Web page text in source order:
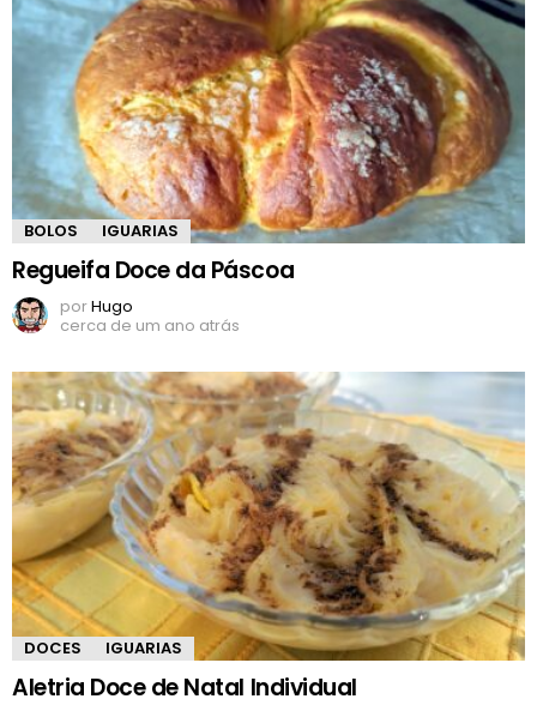
BOLOS IGUARIAS
Regueifa Doce da Páscoa
porHugo
cerca de um ano atrás
DOCES IGUARIAS
Aletria Doce de Natal Individual